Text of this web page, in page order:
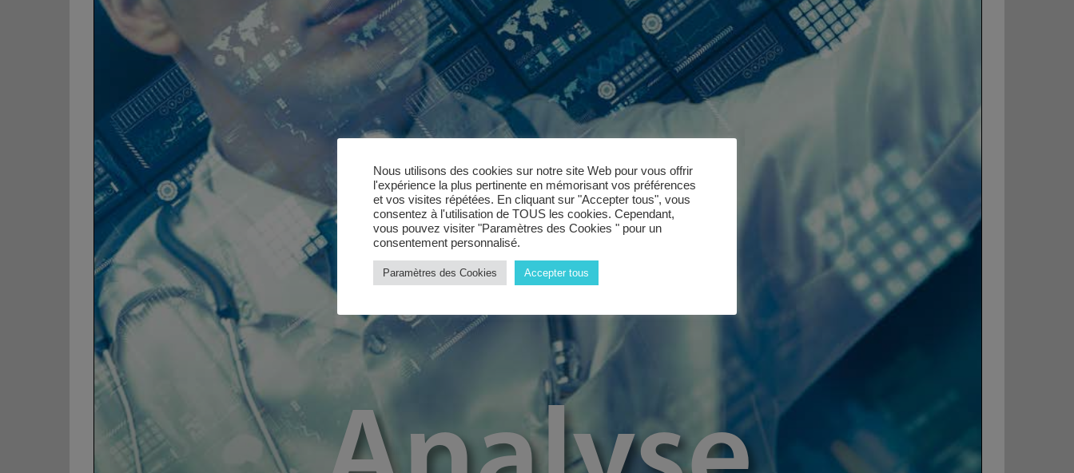
Nous utilisons des cookies sur notre site Web pour vous offrir
l'expérience la plus pertinente en mémorisant vos préférences
et vos visites répétées. En cliquant sur "Accepter tous", vous
consentez à l'utilisation de TOUS les cookies. Cependant,
vous pouvez visiter "Paramètres des Cookies " pour un
consentement personnalisé.
Paramètres des Cookies Accepter tous